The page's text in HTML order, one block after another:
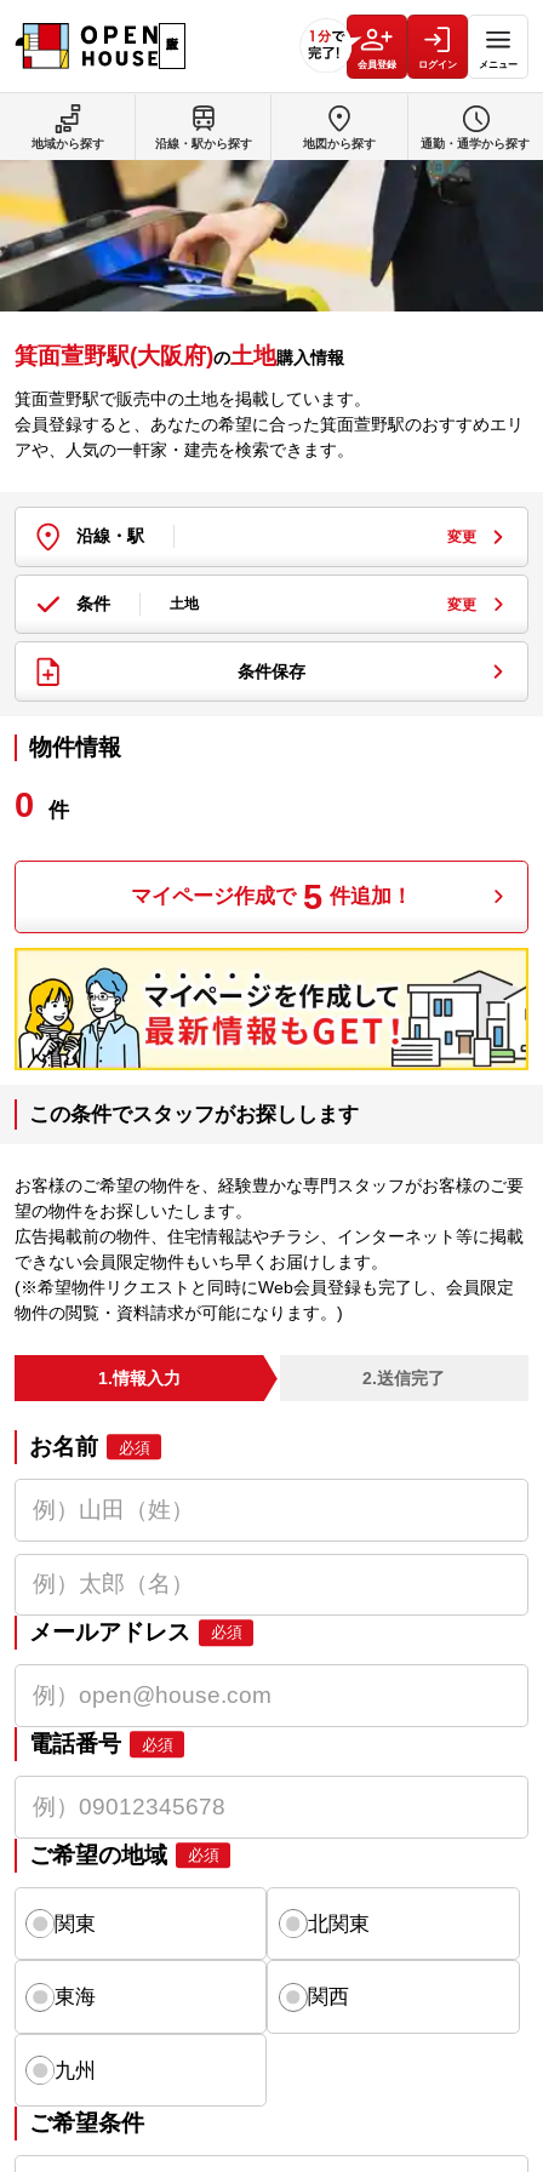
会員登録 ログイン メニュー
箕面萱野駅(大阪府)の土地購入情報
箕面萱野駅で販売中の土地を掲載しています。
会員登録すると、あなたの希望に合った箕面萱野駅のおすすめエリ
アや、人気の一軒家・建売を検索できます。
沿線・駅 変更
条件 土地 変更
条件保存
物件情報
0 件
マイページ作成で 5 件追加！
この条件でスタッフがお探しします
お客様のご希望の物件を、経験豊かな専門スタッフがお客様のご要
望の物件をお探しいたします。
広告掲載前の物件、住宅情報誌やチラシ、インターネット等に掲載
できない会員限定物件もいち早くお届けします。
(※希望物件リクエストと同時にWeb会員登録も完了し、会員限定
物件の閲覧・資料請求が可能になります。)
1.情報入力 2.送信完了
お名前 必須
メールアドレス 必須
電話番号 必須
ご希望の地域 必須
関東 北関東
東海 関西
九州
ご希望条件
地域から探す 沿線・駅から探す 地図から探す 通勤・通学から探す